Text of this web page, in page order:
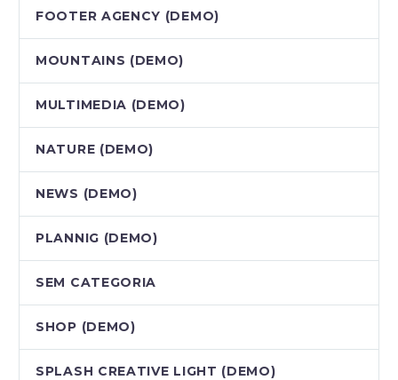
FOOTER AGENCY (DEMO)
MOUNTAINS (DEMO)
MULTIMEDIA (DEMO)
NATURE (DEMO)
NEWS (DEMO)
PLANNIG (DEMO)
SEM CATEGORIA
SHOP (DEMO)
SPLASH CREATIVE LIGHT (DEMO)